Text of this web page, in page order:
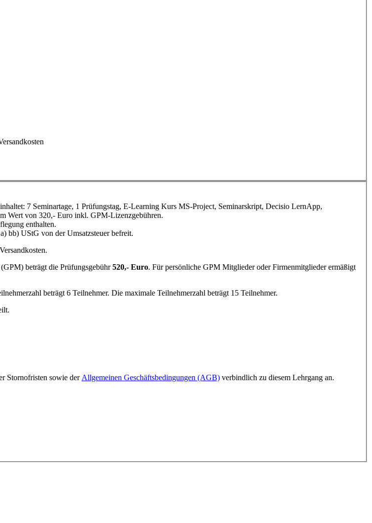
7 Seminartage, 1 Prüfungstag, E-Learning Kurs MS-Project, Seminarskript, Decisio LernApp,
Wert von 320,- Euro inkl. GPM-Lizenzgebühren.
enthalten.
bb) UStG von der Umsatzsteuer befreit.
beträgt die Prüfungsgebühr520,- Euro. Für persönliche GPM Mitglieder oder Firmenmitglieder ermäßigt
beträgt 6 Teilnehmer. Die maximale Teilnehmerzahl beträgt 15 Teilnehmer.
Stornofristen sowie der Allgemeinen Geschäftsbedingungen (AGB) verbindlich zu diesem Lehrgang an.